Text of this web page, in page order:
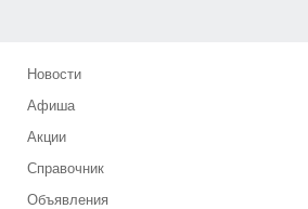
Новости
Афиша
Акции
Справочник
Объявления